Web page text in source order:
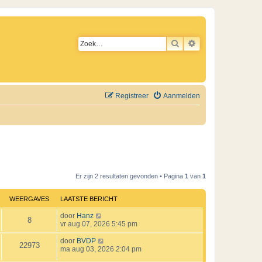
ZOEKUITGEBREID
Aanmelden
Registreer
Er zijn 2 resultaten gevonden • Pagina 1 van 1
WEERGAVES LAATSTE BERICHT
8W
L
a
a
t
s
door Hanz
vr aug 07, 2026 5:45 pm
22973W
L
a
door BVDP
ma aug 03, 2026 2:04 pm